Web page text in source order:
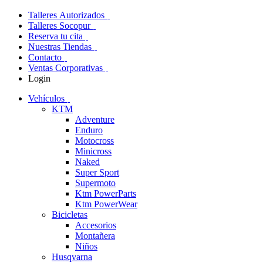
Talleres Autorizados
Talleres Socopur
Reserva tu cita
Nuestras Tiendas
Contacto
Ventas Corporativas
Login
Vehículos
KTM
Adventure
Enduro
Motocross
Minicross
Naked
Super Sport
Supermoto
Ktm PowerParts
Ktm PowerWear
Bicicletas
Accesorios
Montañera
Niños
Husqvarna